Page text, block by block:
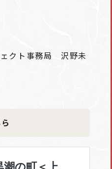
ェクト事務局 沢野未